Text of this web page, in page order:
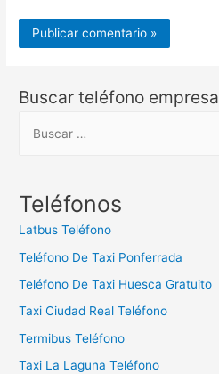
Buscar teléfono empresa
c
:
Teléfonos
Latbus Teléfono
Teléfono De Taxi Ponferrada
Teléfono De Taxi Huesca Gratuito
Taxi Ciudad Real Teléfono
Termibus Teléfono
Taxi La Laguna Teléfono